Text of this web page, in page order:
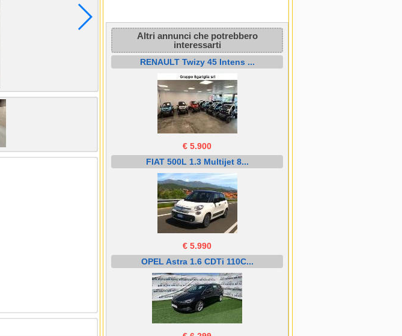
Altri annunci che potrebbero
interessarti
RENAULT Twizy 45 Intens ...
€ 5.900
FIAT 500L 1.3 Multijet 8...
€ 5.990
OPEL Astra 1.6 CDTi 110C...